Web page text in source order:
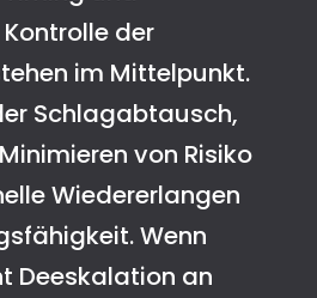
der
im Mittelpunkt.
Schlagabtausch,
von Risiko
Wiedererlangen
Wenn
Deeskalation an